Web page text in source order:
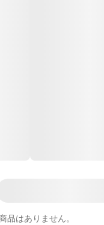
品はありません。